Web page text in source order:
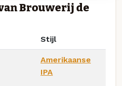
Brouwerij de
Stijl
Amerikaanse
IPA